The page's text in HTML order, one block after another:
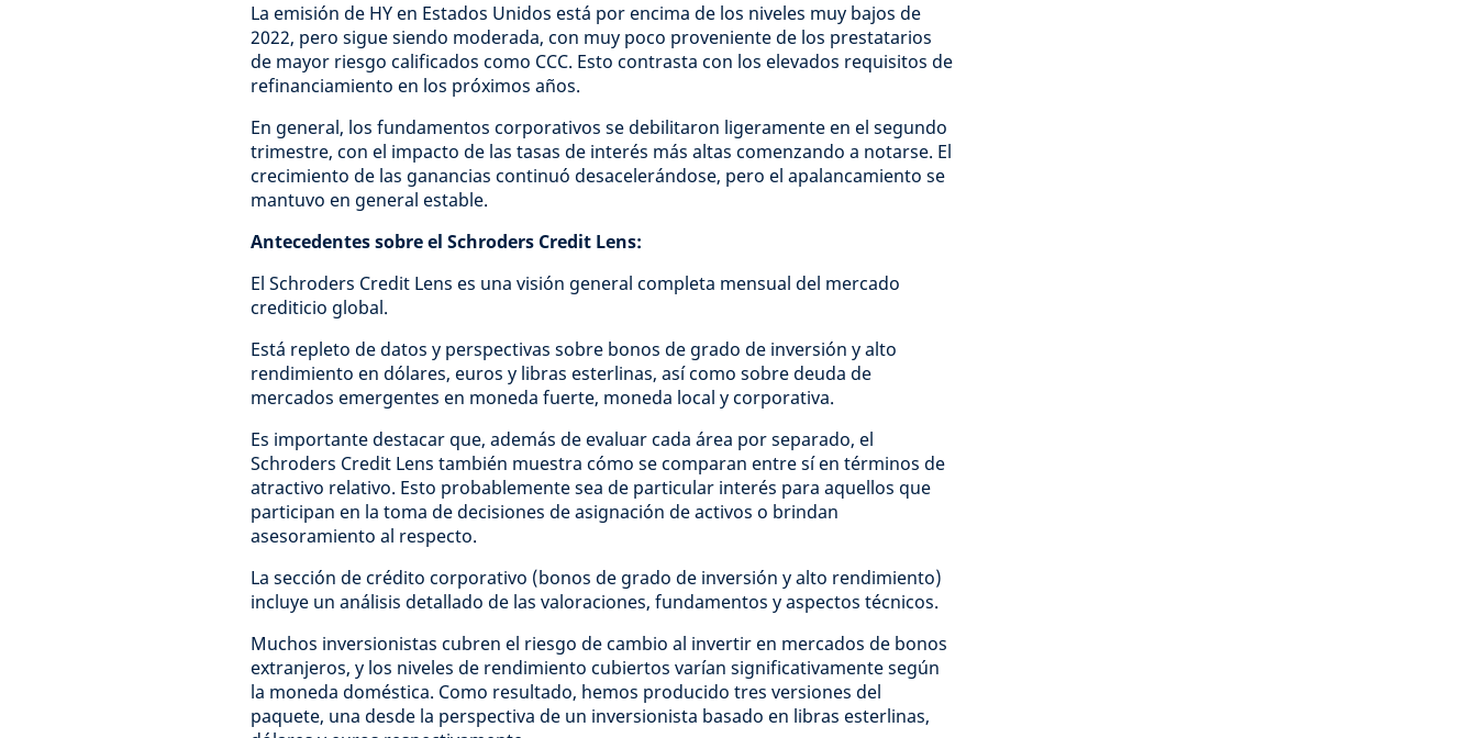
La emisión de HY en Estados Unidos está por encima de los niveles muy bajos de
2022, pero sigue siendo moderada, con muy poco proveniente de los prestatarios
de mayor riesgo calificados como CCC. Esto contrasta con los elevados requisitos de
refinanciamiento en los próximos años.
En general, los fundamentos corporativos se debilitaron ligeramente en el segundo
trimestre, con el impacto de las tasas de interés más altas comenzando a notarse. El
crecimiento de las ganancias continuó desacelerándose, pero el apalancamiento se
mantuvo en general estable.
Antecedentes sobre el Schroders Credit Lens:
El Schroders Credit Lens es una visión general completa mensual del mercado
crediticio global.
Está repleto de datos y perspectivas sobre bonos de grado de inversión y alto
rendimiento en dólares, euros y libras esterlinas, así como sobre deuda de
mercados emergentes en moneda fuerte, moneda local y corporativa.
Es importante destacar que, además de evaluar cada área por separado, el
Schroders Credit Lens también muestra cómo se comparan entre sí en términos de
atractivo relativo. Esto probablemente sea de particular interés para aquellos que
participan en la toma de decisiones de asignación de activos o brindan
asesoramiento al respecto.
La sección de crédito corporativo (bonos de grado de inversión y alto rendimiento)
incluye un análisis detallado de las valoraciones, fundamentos y aspectos técnicos.
Muchos inversionistas cubren el riesgo de cambio al invertir en mercados de bonos
extranjeros, y los niveles de rendimiento cubiertos varían significativamente según
la moneda doméstica. Como resultado, hemos producido tres versiones del
paquete, una desde la perspectiva de un inversionista basado en libras esterlinas,